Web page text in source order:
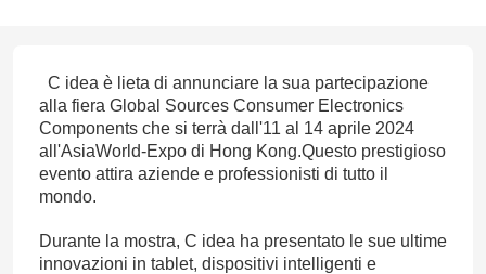
C idea è lieta di annunciare la sua partecipazione
alla fiera Global Sources Consumer Electronics
Components che si terrà dall'11 al 14 aprile 2024
all'AsiaWorld-Expo di Hong Kong.Questo prestigioso
evento attira aziende e professionisti di tutto il
mondo.
Durante la mostra, C idea ha presentato le sue ultime
innovazioni in tablet, dispositivi intelligenti e